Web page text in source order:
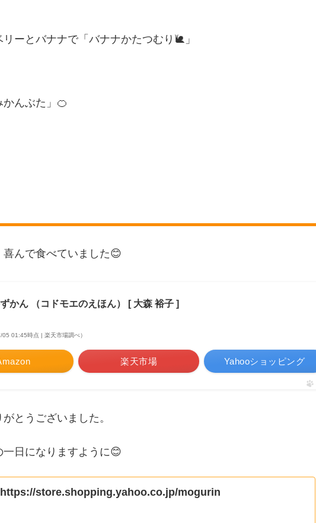
ーとバナナで「バナナかたつむり🐌」
かんぶた」🍊
んで食べていました😊
かん （コドモエのえほん） [ 大森 裕子 ]
05 01:45時点 | 楽天市場調べ）
楽天市場 Yahooショッピング
とうございました。
日になりますように😊
https://store.shopping.yahoo.co.jp/mogurin